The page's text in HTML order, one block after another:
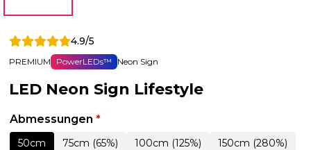
4.9/5
PREMIUM PowerLEDs™ Neon Sign
LED Neon Sign Lifestyle
Abmessungen *
50cm 75cm (65%) 100cm (125%)
150cm (280%)